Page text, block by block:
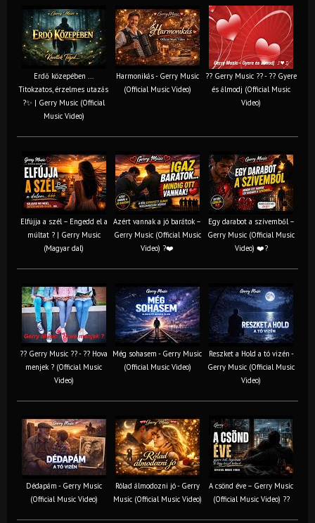
Erdő közepében ...
Titokzatos, érzelmes utazás
?✨ | Gerry Music (Official
Music Video)
Harmonikás - Gerry Music
(Official Music Video)
?? Gerry Music ?? - ?? Gyere
és álmodj (Official Music
Video)
Elfújja a szél – Engedd el a
múltat ? | Gerry Music
(Magyar dal)
Azért vannak a jó barátok –
Gerry Music (Official Music
Video) ?❤️
Egy darabot a szívemből –
Gerry Music (Official Music
Video) ❤️?
?? Gerry Music ?? - ?? Hova
menjek ? (Official Music
Video)
Még sohasem - Gerry Music
(Official Music Video)
Reszket a Hold a tó vizén -
Gerry Music (Official Music
Video)
Dédapám - Gerry Music
(Official Music Video)
Rólad álmodozni jó - Gerry
Music (Official Music Video)
A csönd éve – Gerry Music
(Official Music Video) ??